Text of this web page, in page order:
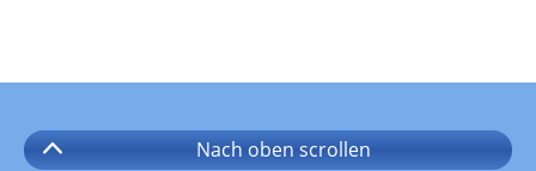
Nach oben scrollen